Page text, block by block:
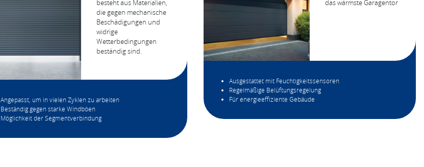
besteht aus Materialien,
die gegen mechanische
Beschädigungen und
widrige
Wetterbedingungen
beständig sind.
Angepasst, um in vielen Zyklen zu arbeiten
Beständig gegen starke Windböen
Möglichkeit der Segmentverbindung
das wärmste Garagentor
Ausgestattet mit Feuchtigkeitssensoren
Regelmäßige Belüftungsregelung
Für energieeffiziente Gebäude